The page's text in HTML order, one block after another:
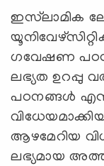
ഇസ്‍ലാമിക
ഗവേഷണ
ലഭ്യത ഉറപ്പു
പഠനങ്ങള്‍
ആഴമേറിയ
ലഭ്യമായ